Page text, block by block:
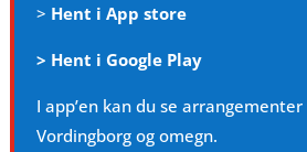
> Hent i App store
> Hent i Google Play
I app’en kan du se
Vordingborg og omegn.